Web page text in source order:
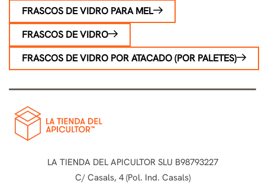
FRASCOS DE VIDRO PARA MEL
FRASCOS DE VIDRO
FRASCOS DE VIDRO POR ATACADO (POR PALETES)
LA TIENDA DEL APICULTOR SLU B98793227
C/ Casals, 4 (Pol. Ind. Casals)